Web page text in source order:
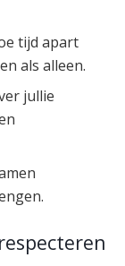
tijd apart
als alleen.
jullie